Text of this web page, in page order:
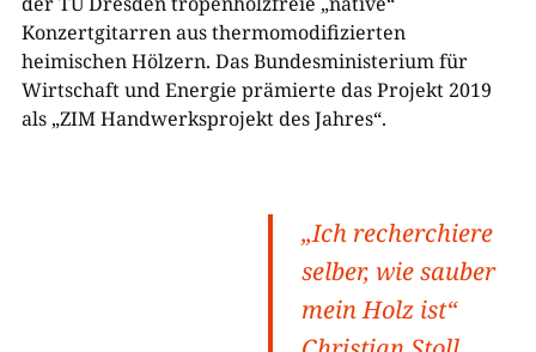
Konzertgitarren aus thermomodifizierten
heimischen Hölzern. Das Bundesministerium für
Wirtschaft und Energie prämierte das Projekt 2019
als „ZIM Handwerksprojekt des Jahres“.
„Ich recherchiere
selber, wie sauber
mein Holz ist“